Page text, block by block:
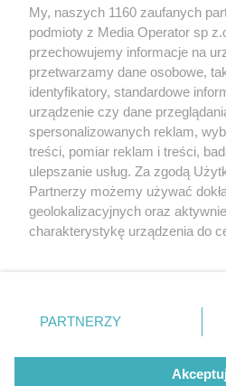
Skoczowianina w
śmierć od policyjnych kul?
3 / 8
Sosnowiec.
Stanisława
Laweta wywozi
zastrzeliła
2025.
Wydawca mediów lokalnych
Nie zapomnij
zapoznać się z:
polityką prywatności
Twojemiasto
Piekary Śląskie
Chorzów
Tarnowskie Góry
Gliwice
My, naszych 1160 zaufanych
podmioty z Media Operator sp
przechowujemy informacje na
przetwarzamy dane osobowe,
identyfikatory, standardowe
urządzenie czy dane
spersonalizowanych reklam,
treści, pomiar reklam i treści,
ulepszanie usług. Za zgodą
Partnerzy możemy używać
geolokalizacyjnych oraz
charakterystykę urządzenia do
zmienić/wycofać klikając
znajdujący się w lewym dolnym
rodzaje przetwarzania danych
użytkownika, ale masz prawo
PARTNERZY